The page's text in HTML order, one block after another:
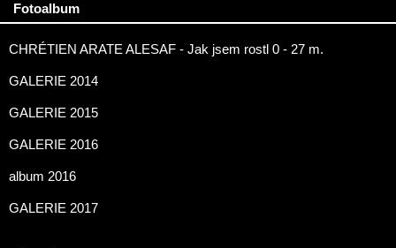
Fotoalbum
CHRÉTIEN ARATE ALESAF - Jak jsem rostl 0 - 27 m.
GALERIE 2014
GALERIE 2015
GALERIE 2016
album 2016
GALERIE 2017